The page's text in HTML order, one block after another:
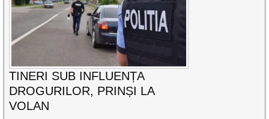
TINERI SUB INFLUENȚA
DROGURILOR, PRINȘI LA
VOLAN